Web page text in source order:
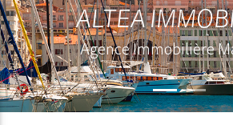
ALTEA
Agence Immobilière